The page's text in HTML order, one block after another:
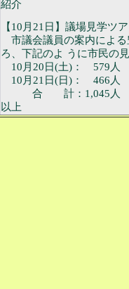
紹介
【10月21日】議場見学ツ
市議会議員の案内による
ろ、下記のよ うに市民の
10月20日(土)： 579人
10月21日(日)： 466人
合 計：1,045人
以上